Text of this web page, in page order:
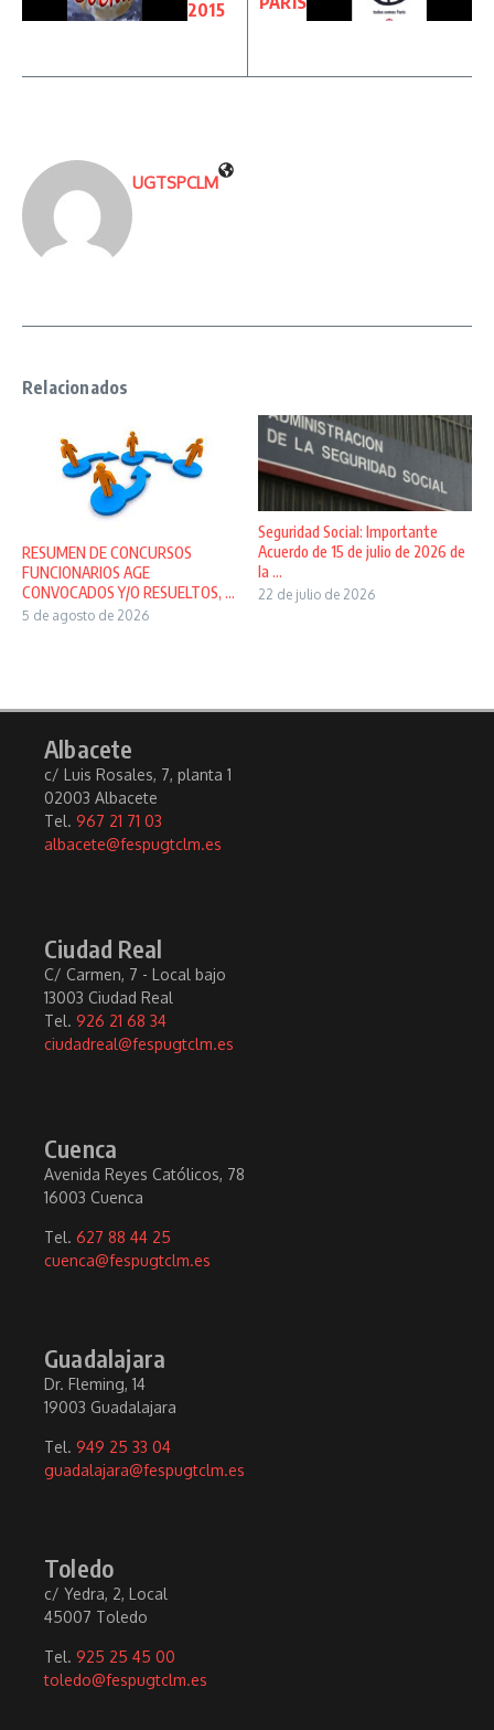
2015
UGTSPCLM
Relacionados
RESUMEN DE CONCURSOS
FUNCIONARIOS AGE
CONVOCADOS Y/O RESUELTOS, ...
5 de agosto de 2026
Seguridad Social: Importante
Acuerdo de 15 de julio de 2026 de
la ...
22 de julio de 2026
Albacete
c/ Luis Rosales, 7, planta 1
02003 Albacete
Tel. 967 21 71 03
albacete@fespugtclm.es
Ciudad Real
C/ Carmen, 7 - Local bajo
13003 Ciudad Real
Tel. 926 21 68 34
ciudadreal@fespugtclm.es
Cuenca
Avenida Reyes Católicos, 78
16003 Cuenca
Tel. 627 88 44 25
cuenca@fespugtclm.es
Guadalajara
Dr. Fleming, 14
19003 Guadalajara
Tel. 949 25 33 04
guadalajara@fespugtclm.es
Toledo
c/ Yedra, 2, Local
45007 Toledo
Tel. 925 25 45 00
toledo@fespugtclm.es